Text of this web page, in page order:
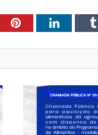
Pinterest